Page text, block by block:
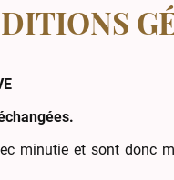
minutie et sont donc